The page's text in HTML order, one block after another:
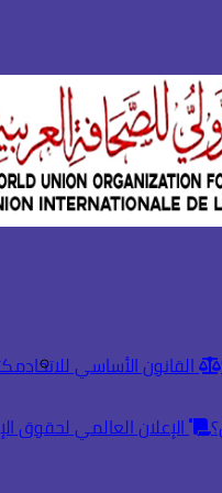
القانون الأساسي للاتحاد
الإعلان العالمي لحقوق